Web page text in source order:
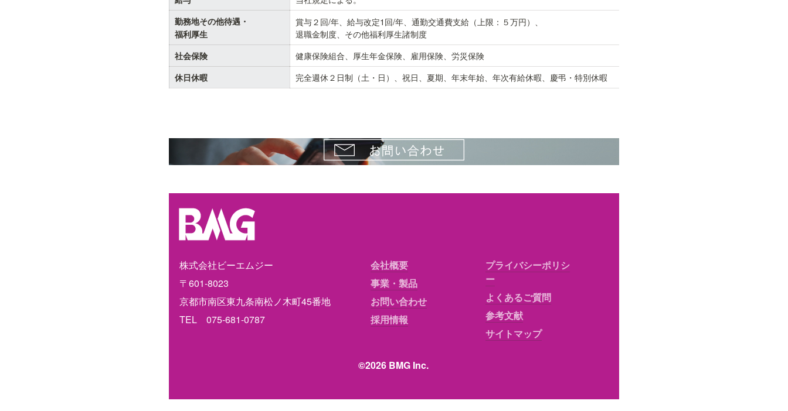
勤務地その他待遇・
福利厚生
賞与２回/年、給与改定1回/年、通勤交通費支給（上限：５万円）、
退職金制度、その他福利厚生諸制度
社会保険 健康保険組合、厚生年金保険、雇用保険、労災保険
休日休暇 完全週休２日制（土・日）、祝日、夏期、年末年始、年次有給休暇、慶弔・特別休暇
株式会社ビーエムジー
〒601-8023
京都市南区東九条南松ノ木町45番地
TEL　075-681-0787
会社概要
事業・製品
お問い合わせ
採用情報
プライバシーポリシ
ー
よくあるご質問
参考文献
サイトマップ
©2026 BMG Inc.